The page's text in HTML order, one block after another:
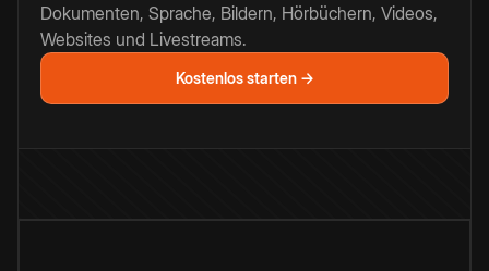
Dokumenten, Sprache, Bildern, Hörbüchern, Videos,
Websites und Livestreams.
Kostenlos starten →